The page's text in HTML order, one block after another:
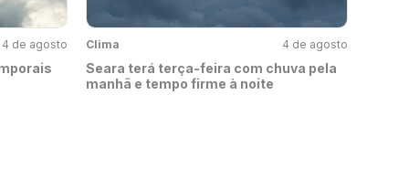
4 de agosto Clima 4 de agosto
Seara terá terça-feira com chuva pela
manhã e tempo firme à noite